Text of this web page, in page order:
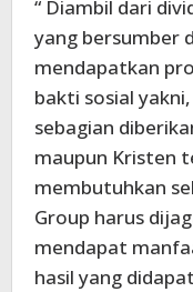
“ Diambil dari
yang bersumber
mendapatkan
bakti sosial
sebagian
maupun Kristen
membutuhkan
Group harus
mendapat
hasil yang